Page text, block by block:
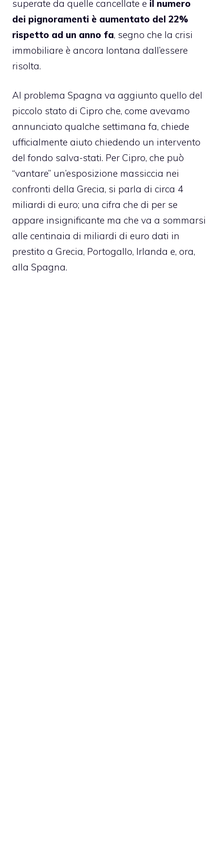
superate da quelle cancellate e il numero
dei pignoramenti è aumentato del 22%
rispetto ad un anno fa, segno che la crisi
immobiliare è ancora lontana dall’essere
risolta.
Al problema Spagna va aggiunto quello del
piccolo stato di Cipro che, come avevamo
annunciato qualche settimana fa, chiede
ufficialmente aiuto chiedendo un intervento
del fondo salva-stati. Per Cipro, che può
“vantare” un’esposizione massiccia nei
confronti della Grecia, si parla di circa 4
miliardi di euro; una cifra che di per se
appare insignificante ma che va a sommarsi
alle centinaia di miliardi di euro dati in
prestito a Grecia, Portogallo, Irlanda e, ora,
alla Spagna.